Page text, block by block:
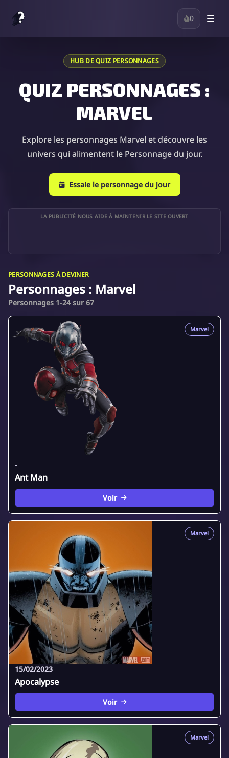
0
HUB DE QUIZ PERSONNAGES
QUIZ PERSONNAGES :
MARVEL
Explore les personnages Marvel et découvre les
univers qui alimentent le Personnage du jour.
Essaie le personnage du jour
LA PUBLICITÉ NOUS AIDE À MAINTENIR LE SITE OUVERT
PERSONNAGES À DEVINER
Personnages : Marvel
Personnages 1-24 sur 67
Marvel
-
Ant Man
Voir
Marvel
15/02/2023
Apocalypse
Voir
Marvel